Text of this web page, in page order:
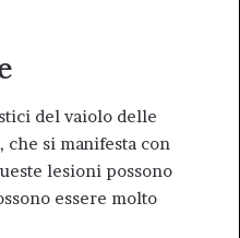
del vaiolo delle
che si manifesta con
lesioni possono
essere molto